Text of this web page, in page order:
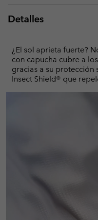
Detalles
¿El sol aprieta fuerte?
con capucha cubre a
gracias a su protección
Insect Shield® que